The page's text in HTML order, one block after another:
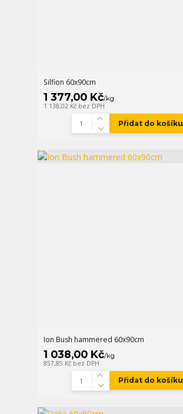
Silfion 60x90cm
1 377,00 Kč/kg
1 138,02 Kč bez DPH
Přidat do košíku
Ion Bush hammered 60x90cm
1 038,00 Kč/kg
857,85 Kč bez DPH
Přidat do košíku